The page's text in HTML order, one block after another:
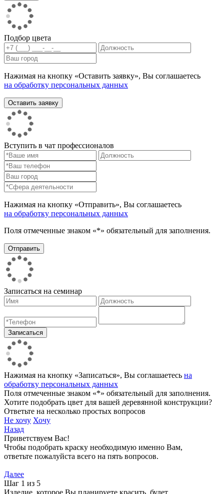
Подбор цвета
Нажимая на кнопку «Оставить заявку», Вы соглашаетесь
на обработку персональных данных
Вступить в чат профессионалов
Нажимая на кнопку «Отправить», Вы соглашаетесь
на обработку персональных данных
Поля отмеченные знаком «*» обязательный для заполнения.
Записаться на семинар
Нажимая на кнопку «Записаться», Вы соглашаетесь на
обработку персональных данных
Поля отмеченные знаком «*» обязательный для заполнения.
Хотите подобрать цвет для вашей деревянной конструкции?
Ответьте на несколько простых вопросов
Не хочу Хочу
Назад
Приветствуем Вас!
Чтобы подобрать краску необходимую именно Вам,
ответьте пожалуйста всего на пять вопросов.
Далее
Шаг 1 из 5
Изделие, которое Вы планируете красить, будет